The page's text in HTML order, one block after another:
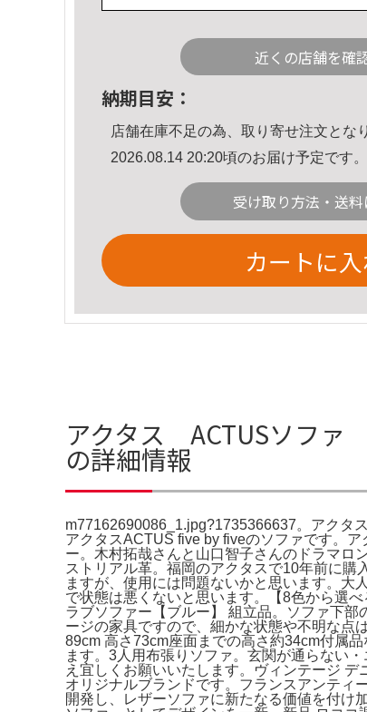
近くの店舗を確
納期目安：
店舗在庫不足の為、取り寄せ注文とな
2026.08.14 20:20頃のお届け予定です。
受け取り方法・送
カートに
アクタス ACTUSソファ
の詳細情報
m77162690086_1.jpg?1735366637。アクタ
アクタスACTUS five by fiveのソファです。
ー。木村拓哉さんと山口智子さんのドラマロ
ストリアル革。福岡のアクタスで10年前に購
ますが、使用には問題ないかと思います。大
で状態は悪くないと思います。【8色から選
ラブソファー【ブルー】 組立品。ソファ下
ージの家具ですので、細かな状態や不明な点
89cm 高さ73cm座面までの高さ約34cm付属
ます。3人用布張りソファ。玄関が通らない
え宜しくお願いいたします。ヴィンテージ
オリジナルブランドです。フランスアンテ
開発し、レザーソファに新たなる価値を付